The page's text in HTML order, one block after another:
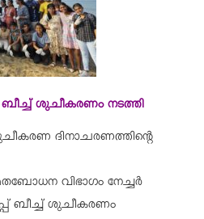
ശുചീകരണം നടത്തി
ദിനാചരണത്തിന്റെ
വിഭാഗം നേച്ചര്‍
ബീച്ച് ശുചീകരണം